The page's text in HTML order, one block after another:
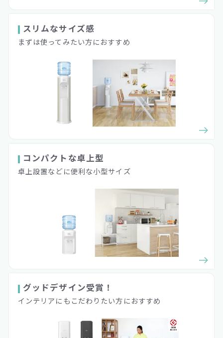
スリムなサイズ感
まずは使ってみたい方におすすめ
コンパクトな卓上型
卓上設置などに便利な小型サイズ
グッドデザイン受賞！
インテリアにもこだわりたい方におすすめ